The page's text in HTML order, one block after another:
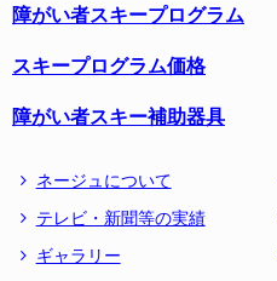
障がい者スキープログラム
スキープログラム価格
障がい者スキー補助器具
ネージュについて
テレビ・新聞等の実績
ギャラリー